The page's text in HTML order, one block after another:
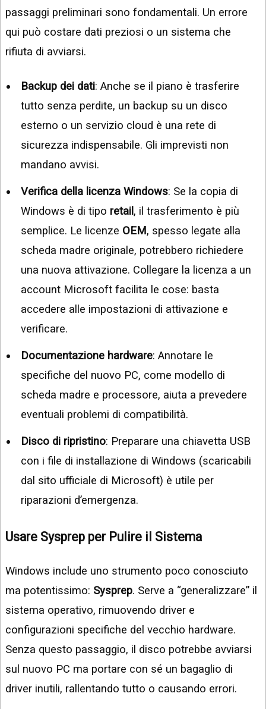
passaggi preliminari sono fondamentali. Un errore
qui può costare dati preziosi o un sistema che
rifiuta di avviarsi.
Backup dei dati: Anche se il piano è trasferire
tutto senza perdite, un backup su un disco
esterno o un servizio cloud è una rete di
sicurezza indispensabile. Gli imprevisti non
mandano avvisi.
Verifica della licenza Windows: Se la copia di
Windows è di tipo retail, il trasferimento è più
semplice. Le licenze OEM, spesso legate alla
scheda madre originale, potrebbero richiedere
una nuova attivazione. Collegare la licenza a un
account Microsoft facilita le cose: basta
accedere alle impostazioni di attivazione e
verificare.
Documentazione hardware: Annotare le
specifiche del nuovo PC, come modello di
scheda madre e processore, aiuta a prevedere
eventuali problemi di compatibilità.
Disco di ripristino: Preparare una chiavetta USB
con i file di installazione di Windows (scaricabili
dal sito ufficiale di Microsoft) è utile per
riparazioni d’emergenza.
Usare Sysprep per Pulire il Sistema
Windows include uno strumento poco conosciuto
ma potentissimo: Sysprep. Serve a “generalizzare” il
sistema operativo, rimuovendo driver e
configurazioni specifiche del vecchio hardware.
Senza questo passaggio, il disco potrebbe avviarsi
sul nuovo PC ma portare con sé un bagaglio di
driver inutili, rallentando tutto o causando errori.